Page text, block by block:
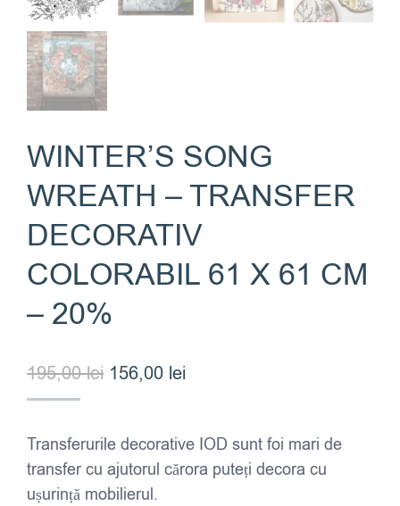
WINTER’S SONG
WREATH – TRANSFER
DECORATIV
COLORABIL 61 X 61 CM
– 20%
195,00lei Prețul
fost:
195,00 lei.
156,00 lei
156,00 lei.
Transferurile decorative IOD sunt foi mari de
transfer cu ajutorul cărora puteți decora cu
ușurință mobilierul.